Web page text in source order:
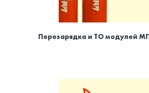
Перезарядка и ТО модулей